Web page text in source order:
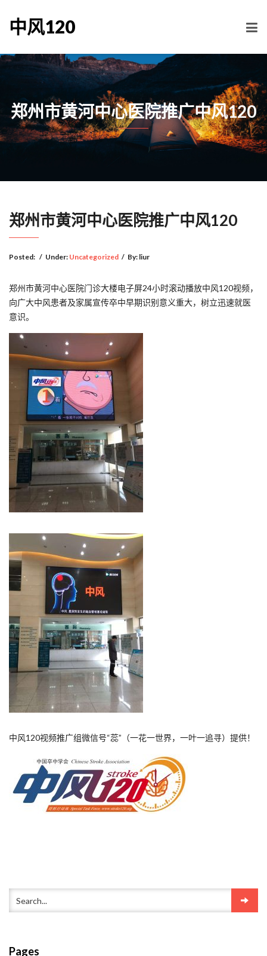
中风120
郑州市黄河中心医院推广中风120
郑州市黄河中心医院推广中风120
Posted: / Under: Uncategorized / By: liur
郑州市黄河中心医院门诊大楼电子屏24小时滚动播放中风120视频，
向广大中风患者及家属宣传卒中早期识别意义重大，树立迅速就医
意识。
中风120视频推广组微信号“蕊”（一花一世界，一叶一追寻）提供！
Pages